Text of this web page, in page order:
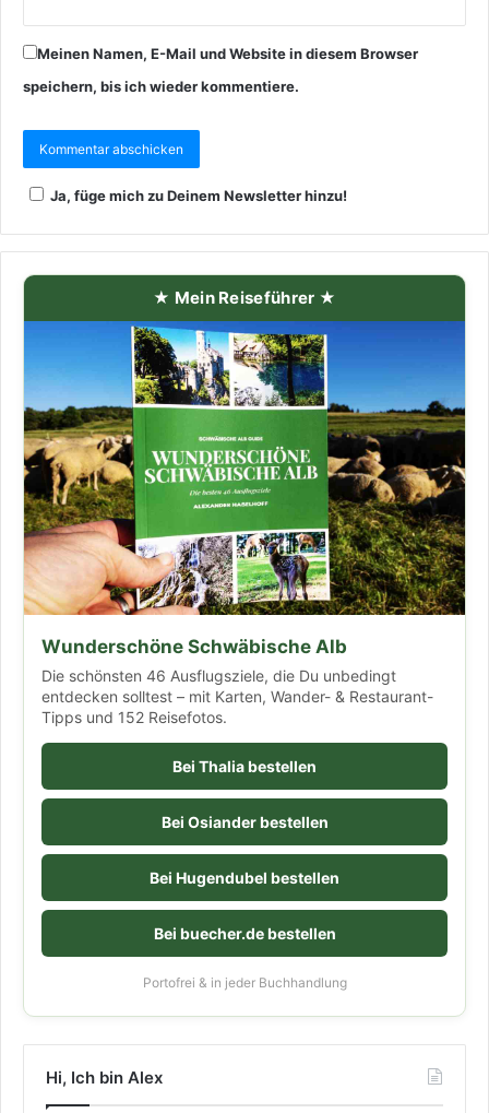
Meinen Namen, E-Mail und Website in diesem Browser
speichern, bis ich wieder kommentiere.
Ja, füge mich zu Deinem Newsletter hinzu!
★ Mein Reiseführer ★
Wunderschöne Schwäbische Alb
Die schönsten 46 Ausflugsziele, die Du unbedingt
entdecken solltest – mit Karten, Wander- & Restaurant-
Tipps und 152 Reisefotos.
Bei Thalia bestellen
Bei Osiander bestellen
Bei Hugendubel bestellen
Bei buecher.de bestellen
Portofrei & in jeder Buchhandlung
Hi, Ich bin Alex